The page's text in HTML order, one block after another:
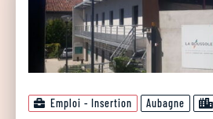
Emploi - Insertion Aubagne